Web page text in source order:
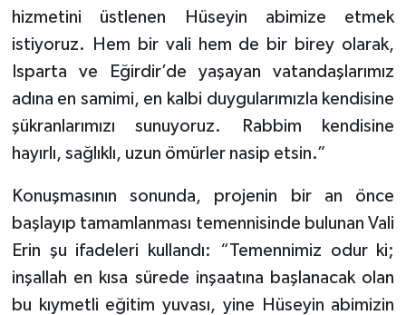
hizmetini üstlenen Hüseyin abimize etmek
istiyoruz. Hem bir vali hem de bir birey olarak,
Isparta ve Eğirdir’de yaşayan vatandaşlarımız
adına en samimi, en kalbi duygularımızla kendisine
şükranlarımızı sunuyoruz. Rabbim kendisine
hayırlı, sağlıklı, uzun ömürler nasip etsin.”
Konuşmasının sonunda, projenin bir an önce
başlayıp tamamlanması temennisinde bulunan Vali
Erin şu ifadeleri kullandı: “Temennimiz odur ki;
inşallah en kısa sürede inşaatına başlanacak olan
bu kıymetli eğitim yuvası, yine Hüseyin abimizin